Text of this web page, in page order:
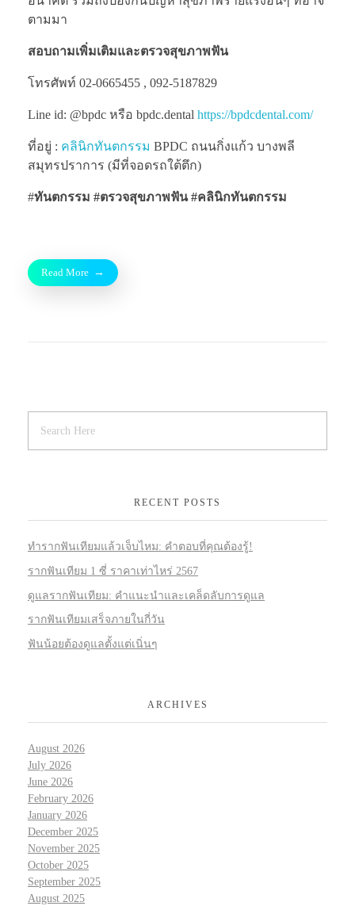
ตามมา
สอบถามเพิ่มเติมและตรวจสุขภาพฟัน
โทรศัพท์ 02-0665455 , 092-5187829
Line id: @bpdc หรือ bpdc.dental https://bpdcdental.com/
ที่อยู่ : คลินิกทันตกรรม BPDC ถนนกิ่งแก้ว บางพลี
สมุทรปราการ (มีที่จอดรถใต้ตึก)
#ทันตกรรม #ตรวจสุขภาพฟัน #คลินิกทันตกรรม
Read More
RECENT POSTS
ทำรากฟันเทียมแล้วเจ็บไหม: คำตอบที่คุณต้องรู้!
รากฟันเทียม 1 ซี่ ราคาเท่าไหร่ 2567
ดูแลรากฟันเทียม: คำแนะนำและเคล็ดลับการดูแล
รากฟันเทียมเสร็จภายในกี่วัน
ฟันน้อยต้องดูแลตั้งแต่เนิ่นๆ
ARCHIVES
August 2026
July 2026
June 2026
February 2026
January 2026
December 2025
November 2025
October 2025
September 2025
August 2025